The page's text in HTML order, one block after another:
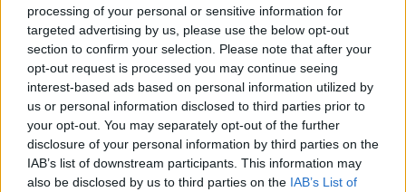
processing of your personal or sensitive information for
targeted advertising by us, please use the below opt-out
section to confirm your selection. Please note that after your
opt-out request is processed you may continue seeing
interest-based ads based on personal information utilized by
us or personal information disclosed to third parties prior to
your opt-out. You may separately opt-out of the further
disclosure of your personal information by third parties on the
IAB’s list of downstream participants. This information may
also be disclosed by us to third parties on the IAB’s List of